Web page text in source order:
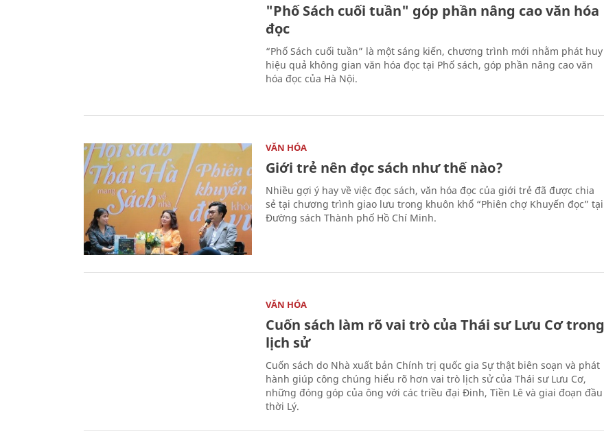
"Phố Sách cuối tuần" góp phần nâng cao văn hóa
đọc
“Phố Sách cuối tuần” là một sáng kiến, chương trình mới nhằm phát huy
hiệu quả không gian văn hóa đọc tại Phố sách, góp phần nâng cao văn
hóa đọc của Hà Nội.
VĂN HÓA
Giới trẻ nên đọc sách như thế nào?
Nhiều gợi ý hay về việc đọc sách, văn hóa đọc của giới trẻ đã được chia
sẻ tại chương trình giao lưu trong khuôn khổ “Phiên chợ Khuyến đọc” tại
Đường sách Thành phố Hồ Chí Minh.
VĂN HÓA
Cuốn sách làm rõ vai trò của Thái sư Lưu Cơ trong
lịch sử
Cuốn sách do Nhà xuất bản Chính trị quốc gia Sự thật biên soạn và phát
hành giúp công chúng hiểu rõ hơn vai trò lịch sử của Thái sư Lưu Cơ,
những đóng góp của ông với các triều đại Đinh, Tiền Lê và giai đoạn đầu
thời Lý.